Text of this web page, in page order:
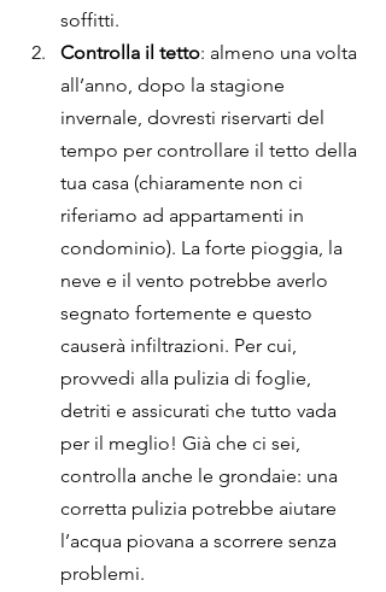
soffitti.
Controlla il tetto: almeno una volta
all’anno, dopo la stagione
invernale, dovresti riservarti del
tempo per controllare il tetto della
tua casa (chiaramente non ci
riferiamo ad appartamenti in
condominio). La forte pioggia, la
neve e il vento potrebbe averlo
segnato fortemente e questo
causerà infiltrazioni. Per cui,
provvedi alla pulizia di foglie,
detriti e assicurati che tutto vada
per il meglio! Già che ci sei,
controlla anche le grondaie: una
corretta pulizia potrebbe aiutare
l’acqua piovana a scorrere senza
problemi.